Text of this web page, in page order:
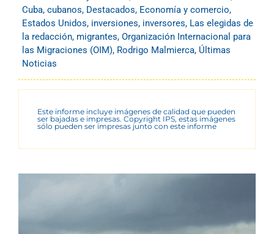
Cuba, cubanos, Destacados, Economía y comercio,
Estados Unidos, inversiones, inversores, Las elegidas de
la redacción, migrantes, Organización Internacional para
las Migraciones (OIM), Rodrigo Malmierca, Últimas
Noticias
Este informe incluye imágenes de calidad que pueden
ser bajadas e impresas. Copyright IPS, estas imágenes
sólo pueden ser impresas junto con este informe